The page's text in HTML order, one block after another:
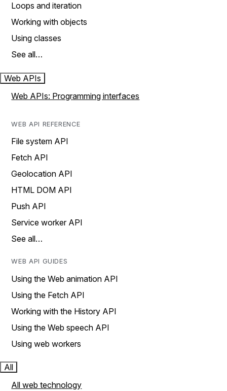
Loops and iteration
Working with objects
Using classes
See all…
Web APIs
Web APIs: Programming interfaces
WEB API REFERENCE
File system API
Fetch API
Geolocation API
HTML DOM API
Push API
Service worker API
See all…
WEB API GUIDES
Using the Web animation API
Using the Fetch API
Working with the History API
Using the Web speech API
Using web workers
All
All web technology